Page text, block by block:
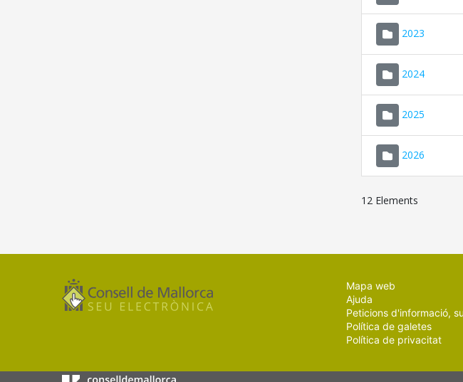
2023
2024
2025
2026
12 Elements
Mapa web
Ajuda
Peticions d'informació,
Política de galetes
Política de privacitat